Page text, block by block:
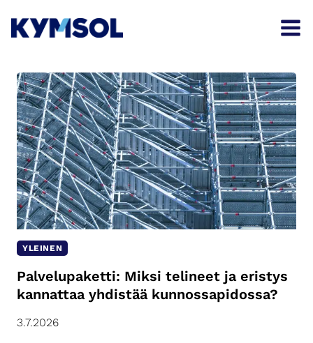
sisältöön
YLEINEN
Palvelupaketti: Miksi telineet ja eristys
kannattaa yhdistää kunnossapidossa?
3.7.2026